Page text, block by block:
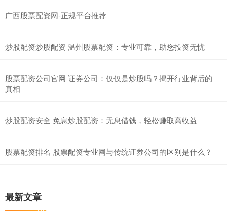
广西股票配资网-正规平台推荐
炒股配资炒股配资 温州股票配资：专业可靠，助您投资无忧
股票配资公司官网 证券公司：仅仅是炒股吗？揭开行业背后的
真相
炒股配资安全 免息炒股配资：无息借钱，轻松赚取高收益
股票配资排名 股票配资专业网与传统证券公司的区别是什么？
最新文章